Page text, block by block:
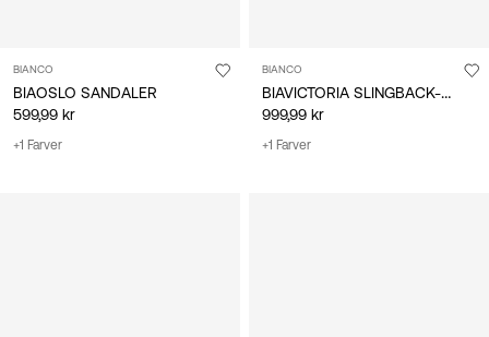
BIANCO
BIAOSLO SANDALER
599,99 kr
+1 Farver
BIANCO
BIAVICTORIA SLINGBACK-SKO
999,99 kr
+1 Farver